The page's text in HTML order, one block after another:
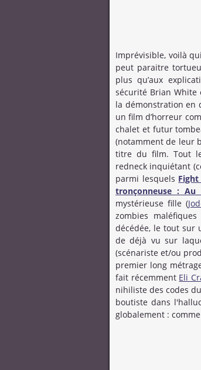
Imprévisible, voilà
peut paraitre
plus qu’aux
sécurité Brian White
la démonstration en
un film d’horreur
chalet et futur
(notamment de leur
titre du film. Tout
redneck inquiétant
parmi lesquels
tronçonneuse : Au
mystérieuse fille (
zombies
décédée, le tout sur
de déjà vu sur
(scénariste et/ou
premier long
fait récemment Eli
nihiliste des codes
boutiste dans
globalement :